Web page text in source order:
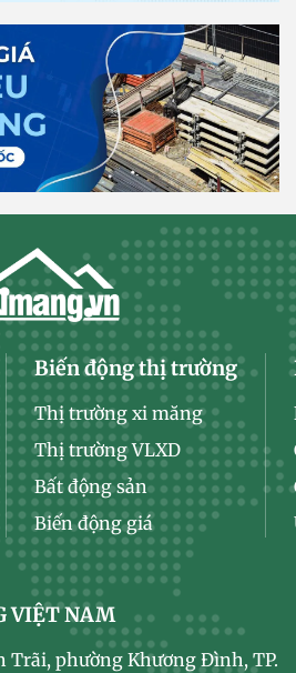
Biến động thị trường
Thị trường xi măng
Thị trường VLXD
Bất động sản
Biến động giá
VIỆT NAM
Trãi, phường Khương Đình, TP.